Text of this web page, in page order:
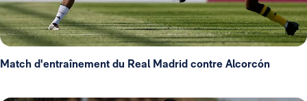
Match d'entraînement du Real Madrid contre Alcorcón